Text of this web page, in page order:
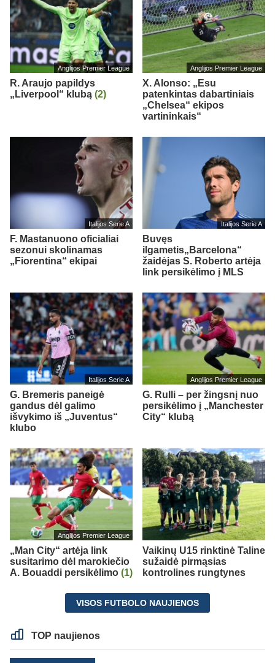
Anglijos Premier League
R. Araujo papildys
„Liverpool“ klubą (2)
Anglijos Premier League
X. Alonso: „Esu
patenkintas dabartiniais
„Chelsea“ ekipos
vartininkais“
Italijos Serie A
F. Mastanuono oficialiai
sezonui skolinamas
„Fiorentina“ ekipai
Italijos Serie A
Buvęs
ilgametis„Barcelona“
žaidėjas S. Roberto artėja
link persikėlimo į MLS
Italijos Serie A
G. Bremeris paneigė
gandus dėl galimo
išvykimo iš „Juventus“
klubo
Anglijos Premier League
G. Rulli – per žingsnį nuo
persikėlimo į „Manchester
City“ klubą
Anglijos Premier League
„Man City“ artėja link
susitarimo dėl marokiečio
A. Bouaddi persikėlimo (1)
Vaikinų U15 rinktinė Taline
sužaidė pirmąsias
kontrolines rungtynes
VISOS FUTBOLO NAUJIENOS
TOP naujienos